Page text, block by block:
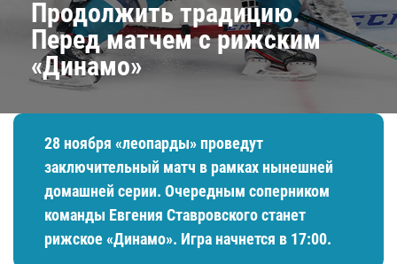
Продолжить традицию.
Перед матчем с рижским
«Динамо»
28 ноября «леопарды» проведут
заключительный матч в рамках нынешней
домашней серии. Очередным соперником
команды Евгения Ставровского станет
рижское «Динамо». Игра начнется в 17:00.